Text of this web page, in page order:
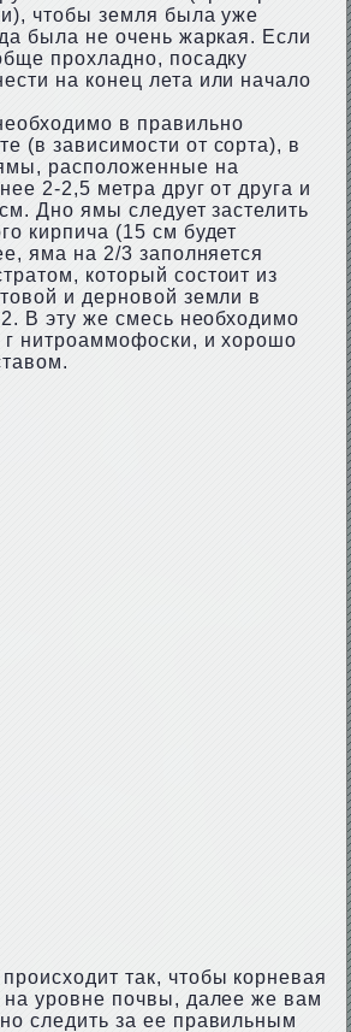
чтобы земля была уже
была не очень жаркая. Если
прохладно, посадку
на конец лета или начало
в правильно
(в зависимости от сорта), в
расположенные на
2-2,5 метра друг от друга и
Дно ямы следует застелить
кирпича (15 см будет
яма на 2/3 заполняется
который состоит из
и дерновой земли в
В эту же смесь необходимо
г нитроаммофоски, и хорошо
так, чтобы корневая
на уровне почвы, далее же вам
следить за ее правильным